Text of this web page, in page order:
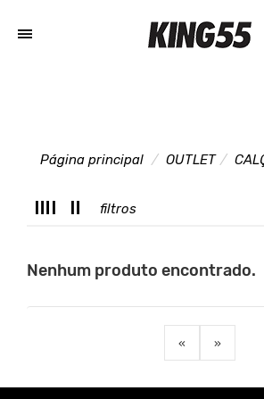
Página principal OUTLET
filtros
Nenhum produto encontrado.
« »